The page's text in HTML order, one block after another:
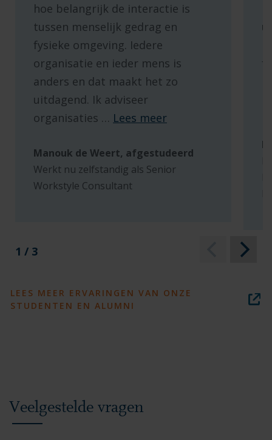
hoe belangrijk de interactie is
tussen menselijk gedrag en
fysieke omgeving. Iedere
organisatie en ieder mens is
anders en dat maakt het zo
uitdagend. Ik adviseer
organisaties … Lees meer
Manouk de Weert, afgestudeerd
Werkt nu zelfstandig als Senior
Workstyle Consultant
1 / 3
LEES MEER ERVARINGEN VAN ONZE
STUDENTEN EN ALUMNI
Veelgestelde vragen